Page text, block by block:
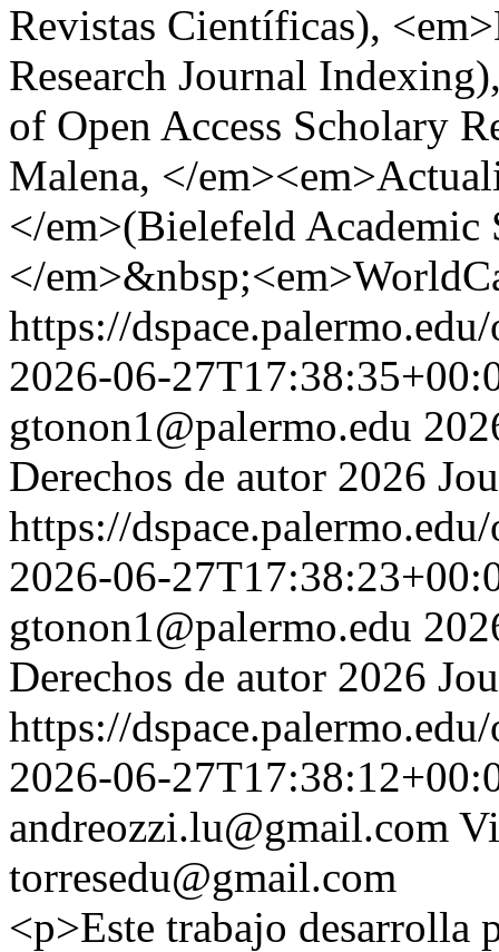
Revistas Científicas),
Research Journal
of Open Access Scholary
Malena, </
</em>(Bielefeld Academic
</
https://
2026-06-
gtonon1@palermo.edu
Derechos de autor 2026
https://
2026-06-
gtonon1@palermo.edu
Derechos de autor 2026
https://
2026-06-
andreozzi.lu@gmail.com
torresedu@gmail.com
<p>Este trabajo desarrolla